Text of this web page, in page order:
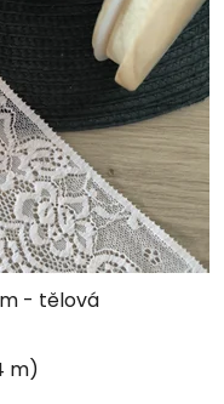
- tělová
m)